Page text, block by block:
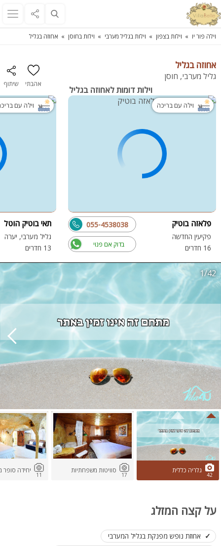
וילה פור יו וילות בצפון וילות בגליל מערבי וילות בחוסן אחוזה בגליל
אחוזה בגליל
גליל מערבי, חוסן
אהבתי שיתוף
וילות דומות לאחוזה בגליל
וילה עם בריכה
פלאזה בוטיק
פקיעין החדשה
16 חדרים
בדוק אם פנוי
055-4538038
וילה עם
תאי בוטיק הוטל
גליל מערבי, יערה
13 חדרים
1/42
42
גלריה כללית
17
סוויטות משפחתיות
11
יחידה
על קצה המזלג
אחוזת נופש מפנקת בגליל המערבי